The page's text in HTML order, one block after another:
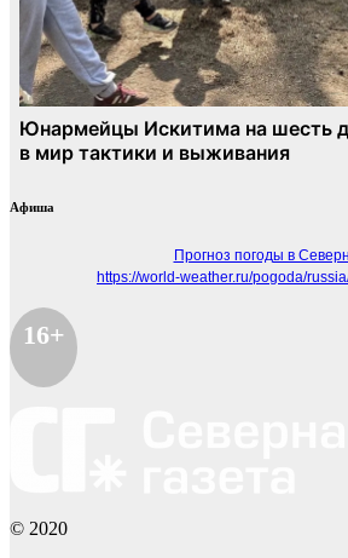
Афиша
Прогноз погоды в
https://world-weather.ru/pogoda/
16+
© 2020